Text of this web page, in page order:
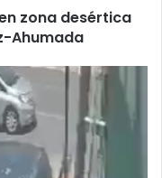
zona desértica
Ahumada